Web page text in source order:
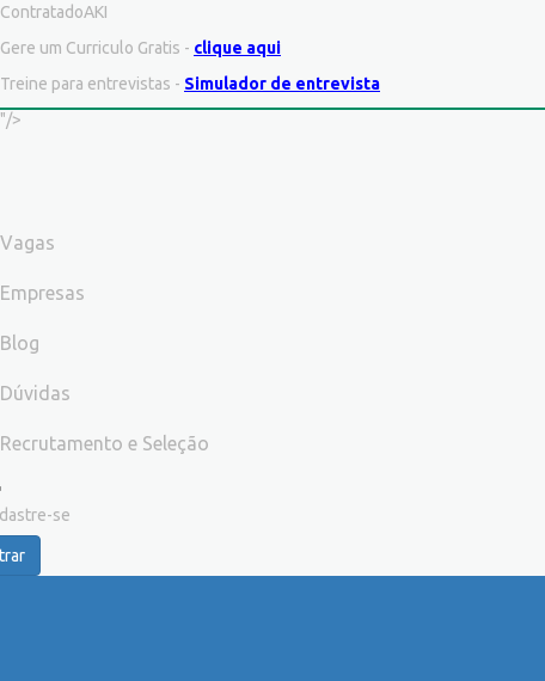
ContratadoAKI
Gere um Curriculo Gratis - clique aqui
Treine para entrevistas - Simulador de entrevista
"/>
Vagas
Empresas
Blog
Dúvidas
Recrutamento e Seleção
se